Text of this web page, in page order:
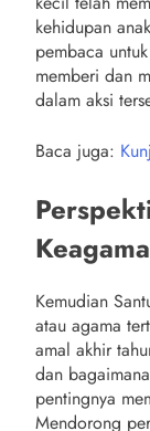
kehidupan
pembaca
memberi dan
dalam aksi
Baca juga:
Kemudian
atau agama
amal akhir
dan
pentingnya
Mendorong